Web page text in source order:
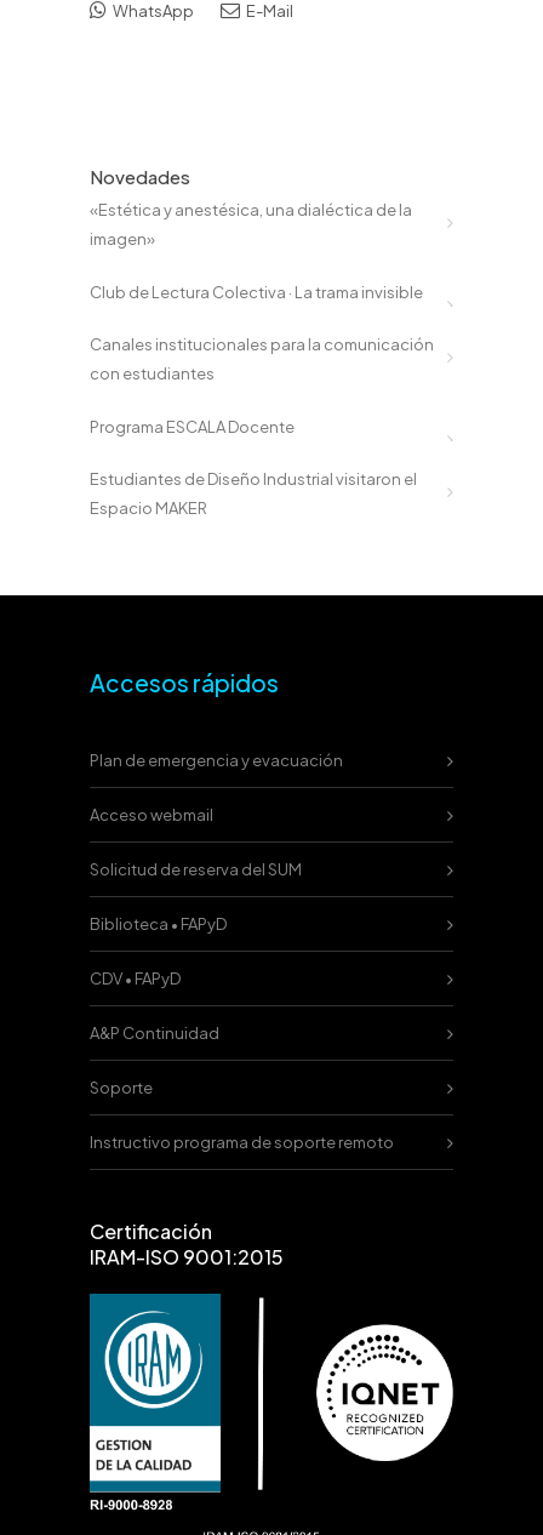
WhatsApp E-Mail
Novedades
«Estética y anestésica, una dialéctica de la
imagen»
Club de Lectura Colectiva · La trama invisible
Canales institucionales para la comunicación
con estudiantes
Programa ESCALA Docente
Estudiantes de Diseño Industrial visitaron el
Espacio MAKER
Accesos rápidos
Plan de emergencia y evacuación
Acceso webmail
Solicitud de reserva del SUM
Biblioteca • FAPyD
CDV • FAPyD
A&P Continuidad
Soporte
Instructivo programa de soporte remoto
Certificación
IRAM-ISO 9001:2015